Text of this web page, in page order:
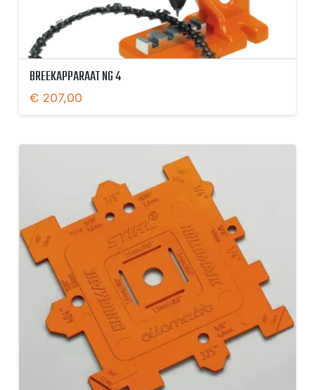
BREEKAPPARAAT NG 4
€ 207,00